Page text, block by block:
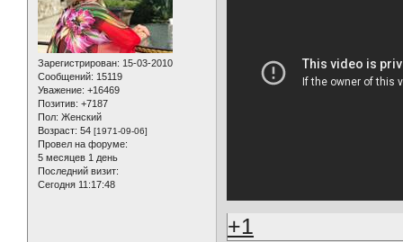
Зарегистрирован: 15-03-2010
Сообщений: 15119
Уважение: +16469
Позитив: +7187
Пол: Женский
Возраст: 54 [1971-09-06]
Провел на форуме:
5 месяцев 1 день
Последний визит:
Сегодня 11:17:48
+1